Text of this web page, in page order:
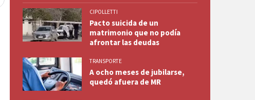
CIPOLLETTI
Pacto suicida de un
matrimonio que no podía
afrontar las deudas
TRANSPORTE
A ocho meses de jubilarse,
quedó afuera de MR